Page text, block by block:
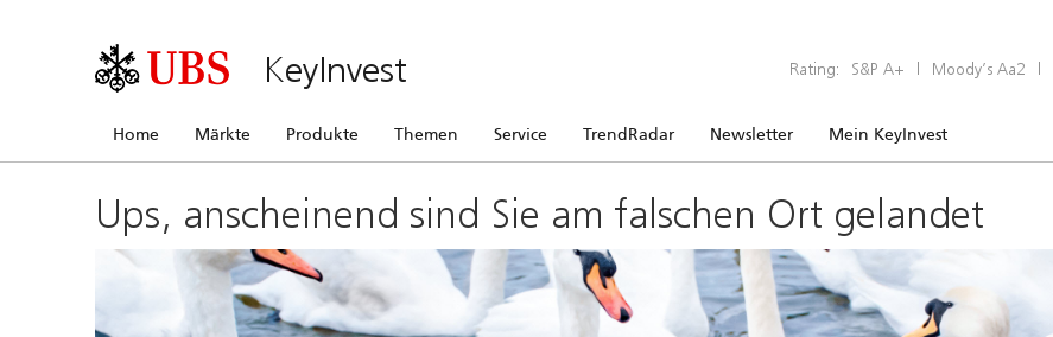
KeyInvest Rating: S&P A+ | Moody’s Aa2 |
Home Märkte Produkte Themen Service TrendRadar Newsletter Mein KeyInvest
Ups, anscheinend sind Sie am falschen Ort gelandet